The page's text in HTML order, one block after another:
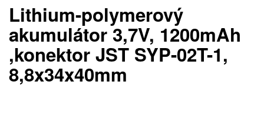
Lithium-polymerový
akumulátor 3,7V, 1200mAh
,konektor JST SYP-02T-1,
8,8x34x40mm